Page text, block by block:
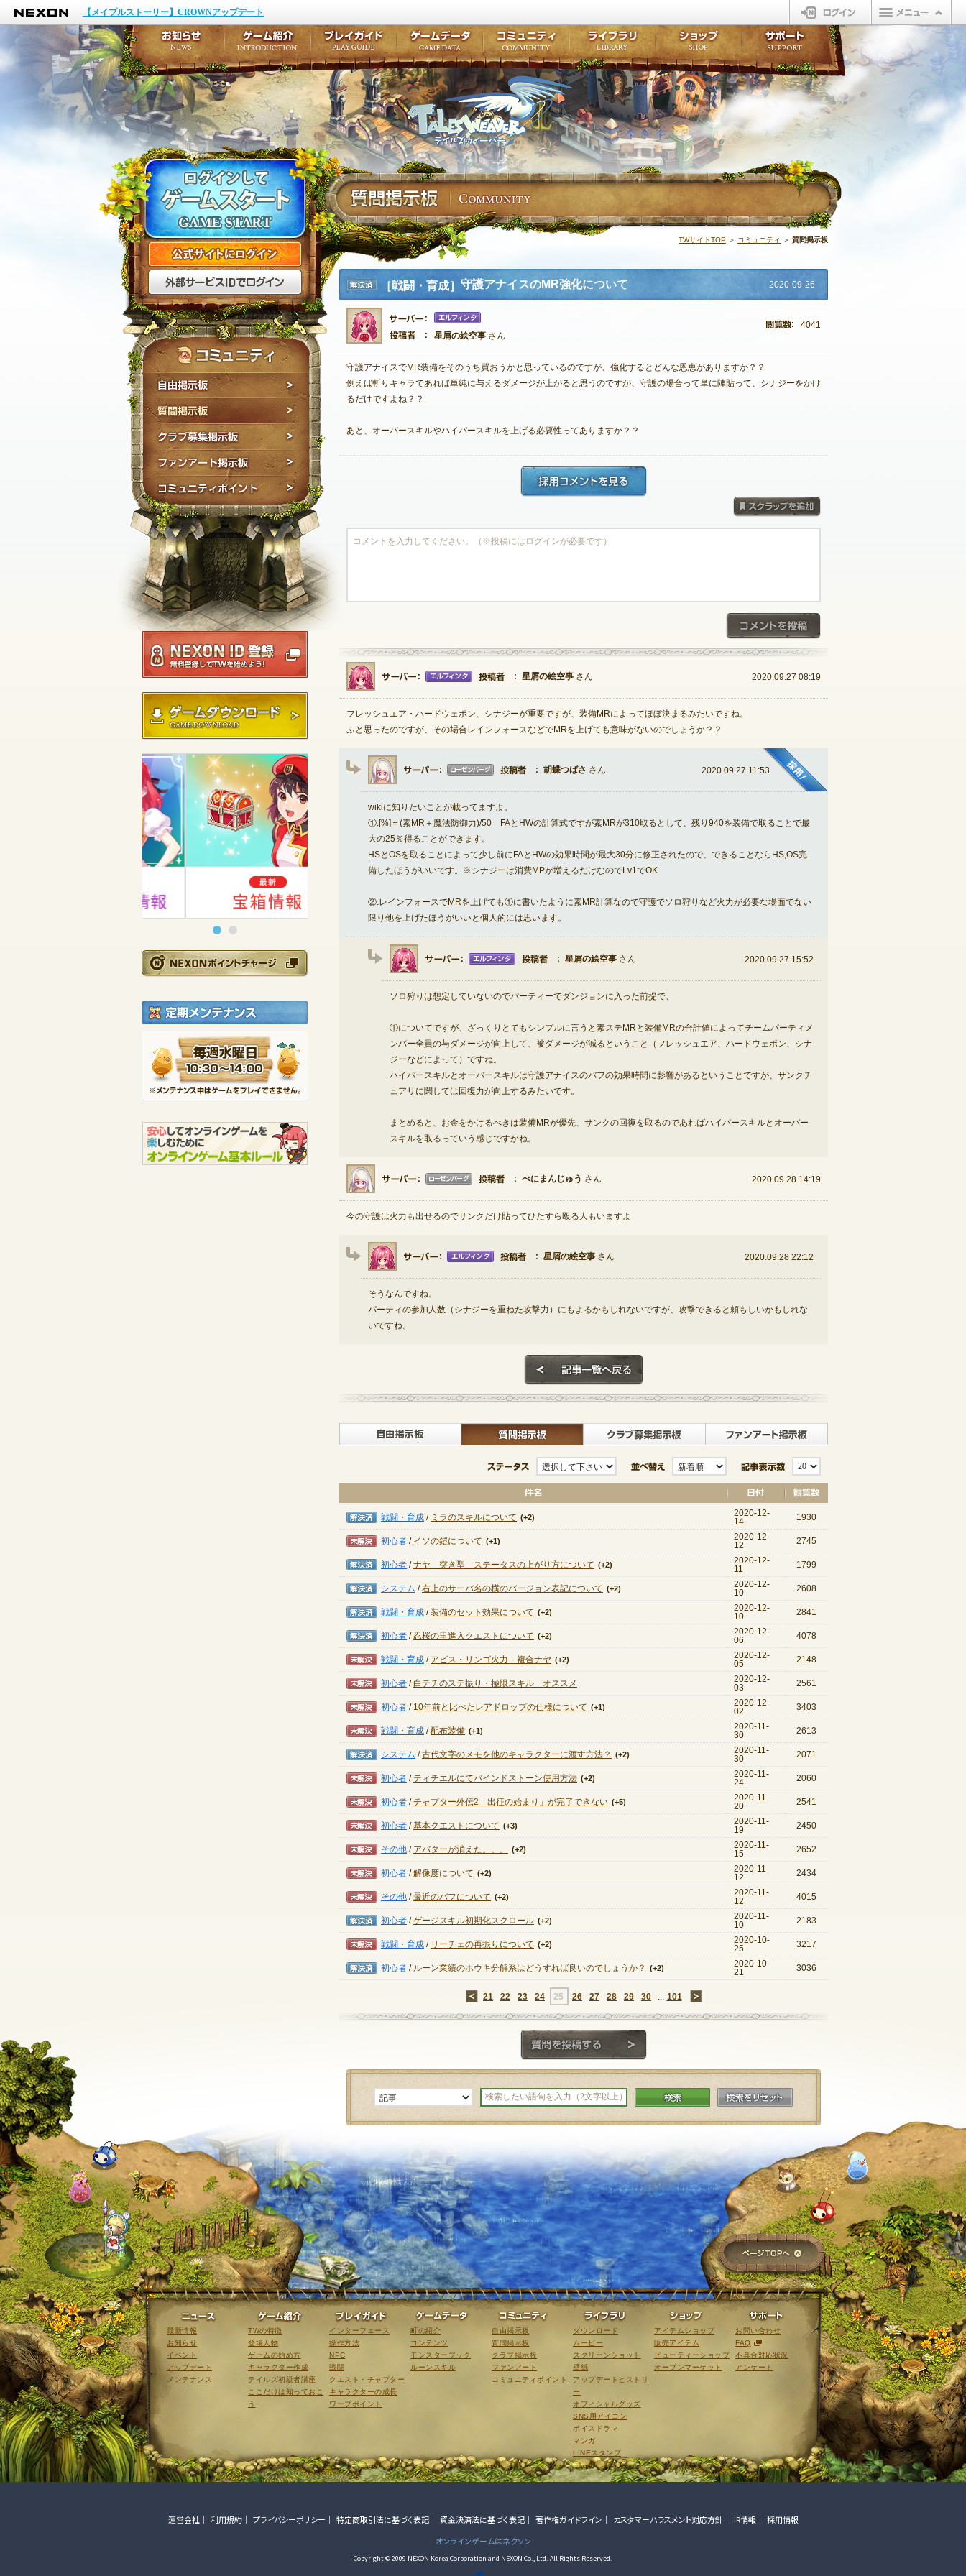
NEXON
【メイプルストーリー】CROWNアップデート
ログイン
テイルズウィーバー
公式サイトにログイン
自由掲示板
質問掲示板
クラブ募集掲示板
ファンアート掲示板
ゲームダウンロード
NEXONポイントチャージ
毎週水曜日 10:30～14:00
※メンテナンス中はゲームをプレイできません。
TWサイトTOP ＞ コミュニティ ＞ 質問掲示板
解決済
み
［戦闘・育成］ 守護アナイスのMR強化について 2020-09-26
星屑の絵空事 さん
4041
守護アナイスでMR装備をそのうち買おうかと思っているのですが、強化するとどんな恩恵がありますか？？
例えば斬りキャラであれば単純に与えるダメージが上がると思うのですが、守護の場合って単に陣貼って、シナジーをかけ
るだけですよね？？
あと、オーバースキルやハイパースキルを上げる必要性ってありますか？？
星屑の絵空事 さん 2020.09.27 08:19
フレッシュエア・ハードウェポン、シナジーが重要ですが、装備MRによってほぼ決まるみたいですね。
ふと思ったのですが、その場合レインフォースなどでMRを上げても意味がないのでしょうか？？
胡蝶つばさ さん 2020.09.27 11:53
wikiに知りたいことが載ってますよ。
①.[%]＝(素MR＋魔法防御力)/50 FAとHWの計算式ですが素MRが310取るとして、残り940を装備で取ることで最
大の25％得ることができます。
HSとOSを取ることによって少し前にFAとHWの効果時間が最大30分に修正されたので、できることならHS,OS完
備したほうがいいです。※シナジーは消費MPが増えるだけなのでLv1でOK
②.レインフォースでMRを上げても①に書いたように素MR計算なので守護でソロ狩りなど火力が必要な場面でない
限り他を上げたほうがいいと個人的には思います。
星屑の絵空事 さん 2020.09.27 15:52
ソロ狩りは想定していないのでパーティーでダンジョンに入った前提で、
①についてですが、ざっくりとてもシンプルに言うと素ステMRと装備MRの合計値によってチームパーティメ
ンバー全員の与ダメージが向上して、被ダメージが減るということ（フレッシュエア、ハードウェポン、シナ
ジーなどによって）ですね。
ハイパースキルとオーバースキルは守護アナイスのバフの効果時間に影響があるということですが、サンクチ
ュアリに関しては回復力が向上するみたいです。
まとめると、お金をかけるべきは装備MRが優先、サンクの回復を取るのであればハイパースキルとオーバー
スキルを取るっていう感じですかね。
べにまんじゅう さん 2020.09.28 14:19
今の守護は火力も出せるのでサンクだけ貼ってひたすら殴る人もいますよ
星屑の絵空事 さん 2020.09.28 22:12
そうなんですね。
パーティの参加人数（シナジーを重ねた攻撃力）にもよるかもしれないですが、攻撃できると頼もしいかもしれな
いですね。
自由掲示板> 質問掲示板 クラブ募集掲示板
ステータス 並び替え 記事表示数
解決済み
戦闘・育成 / ミラのスキルについて (+2)
2020-12-
14
1930
未解決
初心者 / イソの鎧について (+1)
2020-12-
12
2745
解決済み
初心者 /ナヤ 突き型 ステータスの上がり方について (+2)
2020-12-
11
1799
解決済み
システム /右上のサーバ名の横のバージョン表記について (+2)
2020-12-
10
2608
解決済み
戦闘・育成 /装備のセット効果について (+2)
2020-12-
10
2841
解決済み
初心者 /忍桜の里進入クエストについて (+2)
2020-12-
06
4078
未解決
戦闘・育成 / アビス・リンゴ火力 複合ナヤ (+2)
2020-12-
05
2148
未解決
初心者 / 白テチのステ振り・極限スキル オススメ
2020-12-
03
2561
未解決
初心者 / 10年前と比べたレアドロップの仕様について (+1)
2020-12-
02
3403
未解決
戦闘・育成 /配布装備 (+1)
2020-11-
30
2613
解決済み
システム /古代文字のメモを他のキャラクターに渡す方法？ (+2)
2020-11-
30
2071
未解決
初心者 / ティチエルにてバインドストーン使用方法 (+2)
2020-11-
24
2060
未解決
初心者 /チャプター外伝2「出征の始まり」が完了できない (+5)
2020-11-
20
2541
未解決
初心者 /基本クエストについて (+3)
2020-11-
19
2450
未解決
その他 / アバターが消えた。。。 (+2)
2020-11-
15
2652
未解決
初心者 /解像度について (+2)
2020-11-
12
2434
未解決
その他 /最近のバフについて (+2)
2020-11-
12
4015
解決済み
初心者 /ゲージスキル初期化スクロール (+2)
2020-11-
10
2183
未解決
戦闘・育成 / リーチェの再振りについて (+2)
2020-10-
25
3217
解決済み
初心者 / ルーン業績のホウキ分解系はどうすれば良いのでしょうか？ (+2)
2020-10-
21
3036
←
21 22 23 24 25 26 27 28 29 30 101
検索
お知らせ
イベント
アップデート
メンテナンス
ゲーム紹介
ここだけは知っておこうプレイガイド
ワープポイント
ゲームデータ
ルーンスキル
コミュニティ
コミュニティポイントライブラリ
LINEスタンプ
ショップ
販売アイテム
ビューティーショップ
オープンマーケット
不具合対応状況
ページTOPへ
ニュース
最新情報
お知らせ
イベント
アップデート
メンテナンス
ゲーム紹介
TWの特徴
登場人物
ゲームの始め方
キャラクター作成
テイルズ初級者講座
ここだけは知っておこ
う
プレイガイド
インターフェース
操作方法
NPC
戦闘
クエスト・チャプター
キャラクターの成長
ワープポイント
ゲームデータ
町の紹介
コンテンツ
モンスターブック
ルーンスキル
コミュニティ
自由掲示板
質問掲示板
クラブ掲示板
ファンアート
コミュニティポイント
ライブラリ
ダウンロード
ムービー
スクリーンショット
壁紙
アップデートヒストリ
ー
オフィシャルグッズ
SNS用アイコン
ボイスドラマ
マンガ
LINEスタンプ
ショップ
アイテムショップ
販売アイテム
ビューティーショップ
オープンマーケット
サポート
お問い合わせ
FAQ
不具合対応状況
アンケート
運営会社 利用規約 プライバシーポリシー 特定商取引法に基づく表記 資金決済法に基づく表記 著作権ガイドライン カスタマーハラスメント対応方針 IR情報
採用情報
オンラインゲームはネクソン
Copyright © 2009 NEXON Korea Corporation and NEXON Co., Ltd. All Rights Reserved.